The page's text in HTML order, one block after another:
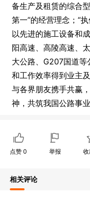
备生产及租赁的综合
第一”的经营理念；“
以先进的施工设备和
阳高速、高陵高速、
大公路、G207国道
和工作效率得到业主
与各界朋友携手共赢
神，共筑我国公路事
点赞 0 举报
相关评论